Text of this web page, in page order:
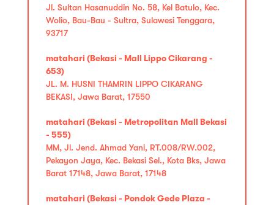
Jl. Sultan Hasanuddin No. 58, Kel Batulo, Kec.
Wolio, Bau-Bau - Sultra, Sulawesi Tenggara,
93717
matahari (Bekasi - Mall Lippo Cikarang -
653)
JL. M. HUSNI THAMRIN LIPPO CIKARANG
BEKASI, Jawa Barat, 17550
matahari (Bekasi - Metropolitan Mall Bekasi
- 555)
MM, Jl. Jend. Ahmad Yani, RT.008/RW.002,
Pekayon Jaya, Kec. Bekasi Sel., Kota Bks, Jawa
Barat 17148, Jawa Barat, 17148
matahari (Bekasi - Pondok Gede Plaza -